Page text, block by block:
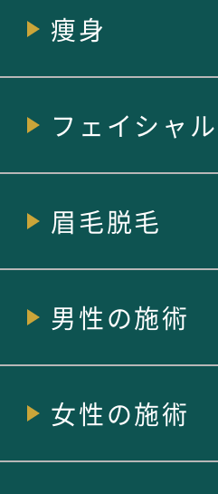
痩身
フェイシャル
眉毛脱毛
男性の施術
女性の施術